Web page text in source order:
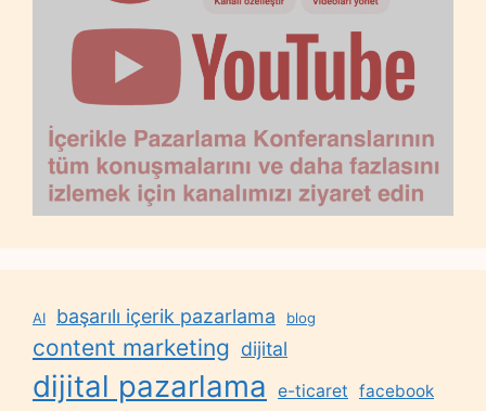
AI başarılı içerik pazarlama blog
content marketing dijital
dijital pazarlama e-ticaret facebook